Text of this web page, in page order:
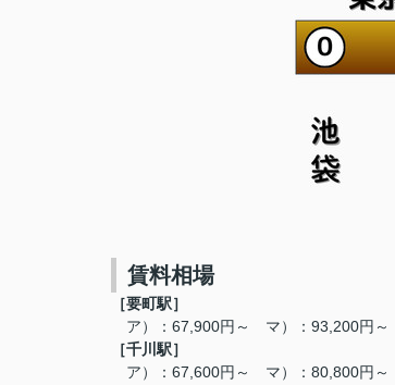
賃料相場
［要町駅］
ア）：67,900円～ マ）：93,200円～
［千川駅］
ア）：67,600円～ マ）：80,800円～